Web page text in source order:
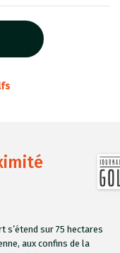
s’étend sur 75 hectares
aux confins de la